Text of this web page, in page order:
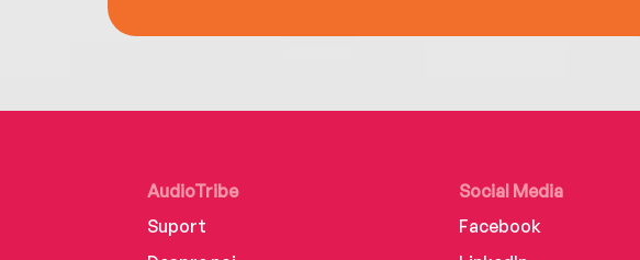
AudioTribe
Suport
Social Media
Facebook